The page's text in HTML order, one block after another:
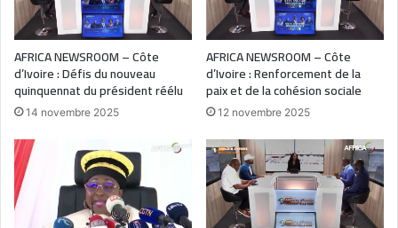
AFRICA NEWSROOM – Côte
d’Ivoire : Défis du nouveau
quinquennat du président réélu
14 novembre 2025
AFRICA NEWSROOM – Côte
d’Ivoire : Renforcement de la
paix et de la cohésion sociale
12 novembre 2025